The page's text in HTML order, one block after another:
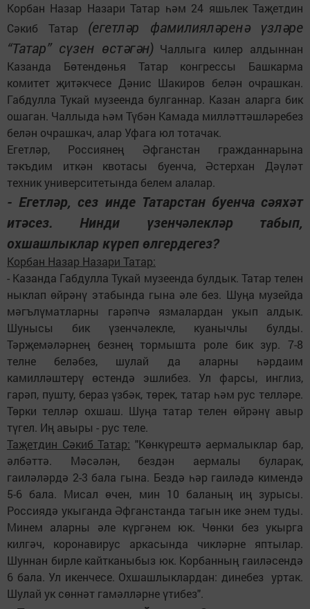
Корбан Назар Назари Татар һәм 24 яшьлек Таҗетдин
Сәкиб Татар (егетләр фамилияләренә үзләре
“Татар” сүзен өстәгән)Чаллыга килер алдыннан
Казанда Бөтендөнья Татар конгрессы Башкарма
комитет җитәкчесе Дәнис Шакиров белән очрашкан.
Габдулла Тукай музеенда булганнар. Казан аларга бик
ошаган. Чаллыда һәм Түбән Камада милләттәшләребез
белән очрашкач, алар Уфага юл тотачак.
Егетләр, Россиянең Әфганстан гражданнарына
тәкъдим иткән квотасы буенча, Әстерхан Дәүләт
техник университетында белем алалар.
- Егетләр, сез инде Татарстан буенча сәяхәт
итәсез. Нинди үзенчәлекләр табып,
охшашлыклар күреп өлгердегез?
Корбан Назар Назари Татар:
- Казанда Габдулла Тукай музеенда булдык. Татар телен
ныклап өйрәнү этабында гына әле без. Шуңа музейда
мәгълүматларны гарәпчә язмалардан укып алдык.
Шунысы бик үзенчәлекле, куанычлы булды.
Тәрҗемәләрнең безнең тормышта роле бик зур. 7-8
телне беләбез, шулай да аларны һәрдаим
камилләштерү өстендә эшлибез. Ул фарсы, инглиз,
гарәп, пушту, бераз үзбәк, төрек, татар һәм рус телләре.
Төрки телләр охшаш. Шуңа татар телен өйрәнү авыр
түгел. Иң авыры - рус теле.
Таҗетдин Сәкиб Татар: "Көнкүрештә аермалыклар бар,
әлбәттә. Мәсәлән, бездән аермалы буларак,
гаиләләрдә 2-3 бала гына. Бездә һәр гаиләдә кимендә
5-6 бала. Мисал өчен, мин 10 баланың иң зурысы.
Россиядә укыганда Әфганстанда тагын ике энем туды.
Минем аларны әле күргәнем юк. Чөнки без укырга
килгәч, коронавирус аркасында чикләрне яптылар.
Шуннан бирле кайтканыбыз юк. Корбанның гаиләсендә
6 бала. Ул икенчесе. Охшашлыклардан: динебез уртак.
Шулай ук сөннәт гамәлләрне үтибез".